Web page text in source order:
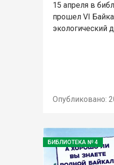
15 апреля в
прошел VI
экологический
Опубликовано:
БИБЛИОТЕКА № 4